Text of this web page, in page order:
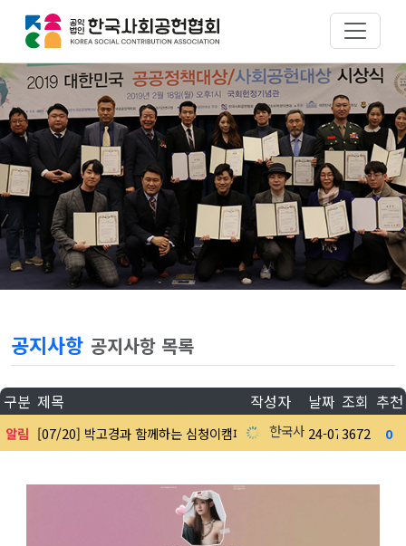
공지사항 공지사항 목록
구분 제목 작성자 날짜 조회 추천
알림 [07/20] 박고경과 함께하는 심청이캠페인 한국사회공헌협회
24-07-01
3672 0